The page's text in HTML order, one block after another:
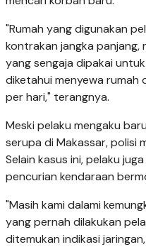
"Rumah yang digunakan
kontrakan jangka panjang,
yang sengaja dipakai
diketahui menyewa
per hari," terangnya.
Meski pelaku mengaku
serupa di Makassar, polisi
Selain kasus ini, pelaku
pencurian kendaraan
"Masih kami dalami
yang pernah dilakukan
ditemukan indikasi